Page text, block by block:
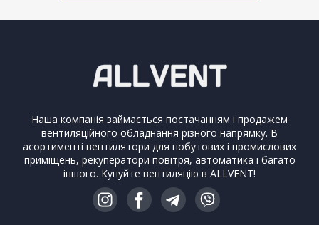
Наша компанія займається постачанням і продажем
вентиляційного обладнання різного напрямку. В
асортименті вентилятори для побутових і промислових
приміщень, рекуператори повітря, автоматика і багато
іншого. Купуйте вентиляцію в ALLVENT!